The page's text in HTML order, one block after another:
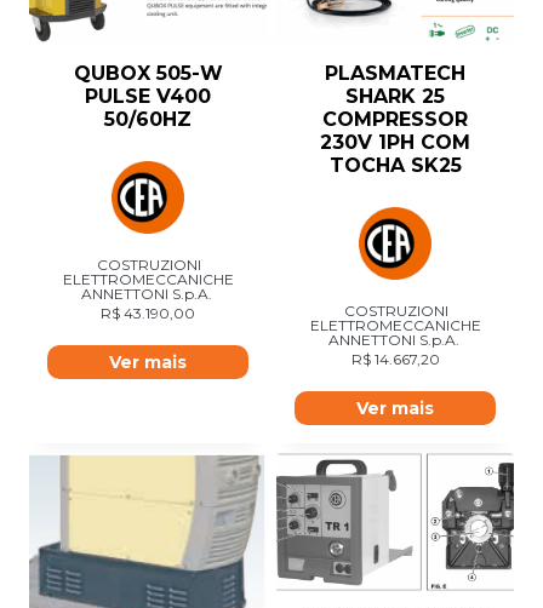
QUBOX 505-W
PULSE V400
50/60HZ
COSTRUZIONI
ELETTROMECCANICHE
ANNETTONI S.p.A.
R$ 43.190,00
Ver mais
PLASMATECH
SHARK 25
COMPRESSOR
230V 1PH COM
TOCHA SK25
COSTRUZIONI
ELETTROMECCANICHE
ANNETTONI S.p.A.
R$14.667,20
Ver mais